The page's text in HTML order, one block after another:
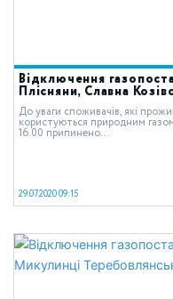
Відключення
Плісняни, Славна
До уваги споживачів, які
користуються природним
16.00 припинено...
29.07.2020 09:15